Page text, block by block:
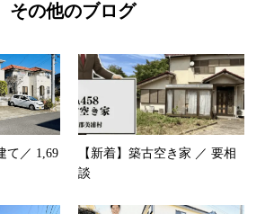
その他のブログ
て／ 1,69
【新着】築古空き家 ／ 要相
談